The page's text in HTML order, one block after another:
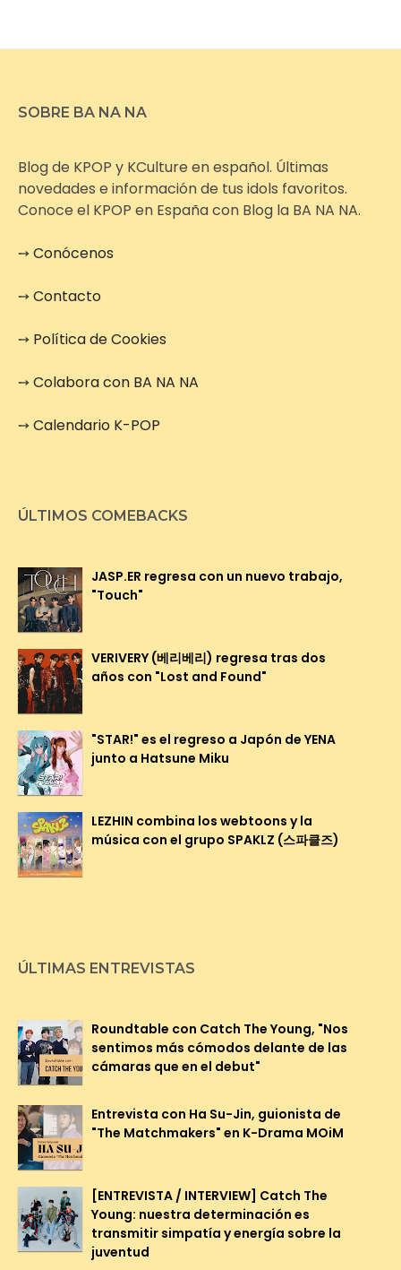
SOBRE BA NA NA
Blog de KPOP y KCulture en español. Últimas
novedades e información de tus idols favoritos.
Conoce el KPOP en España con Blog la BA NA NA.
➙Conócenos
➙Contacto
➙ Política de Cookies
➙Colabora con BA NA NA
➙Calendario K-POP
ÚLTIMOS COMEBACKS
JASP.ER regresa con un nuevo trabajo,
"Touch"
VERIVERY (베리베리) regresa tras dos
años con "Lost and Found"
"STAR!" es el regreso a Japón de YENA
junto a Hatsune Miku
LEZHIN combina los webtoons y la
música con el grupo SPAKLZ (스파클즈)
ÚLTIMAS ENTREVISTAS
Roundtable con Catch The Young, "Nos
sentimos más cómodos delante de las
cámaras que en el debut"
Entrevista con Ha Su-Jin, guionista de
"The Matchmakers" en K-Drama MOiM
[ENTREVISTA / INTERVIEW] Catch The
Young: nuestra determinación es
transmitir simpatía y energía sobre la
juventud